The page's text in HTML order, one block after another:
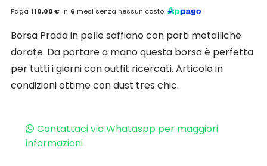
Paga 110,00 € in 6 mesi senza nessun costo
Borsa Prada in pelle saffiano con parti metalliche
dorate. Da portare a mano questa borsa è perfetta
per tutti i giorni con outfit ricercati. Articolo in
condizioni ottime con dust tres chic.
Contattaci via Whataspp per maggiori
informazioni